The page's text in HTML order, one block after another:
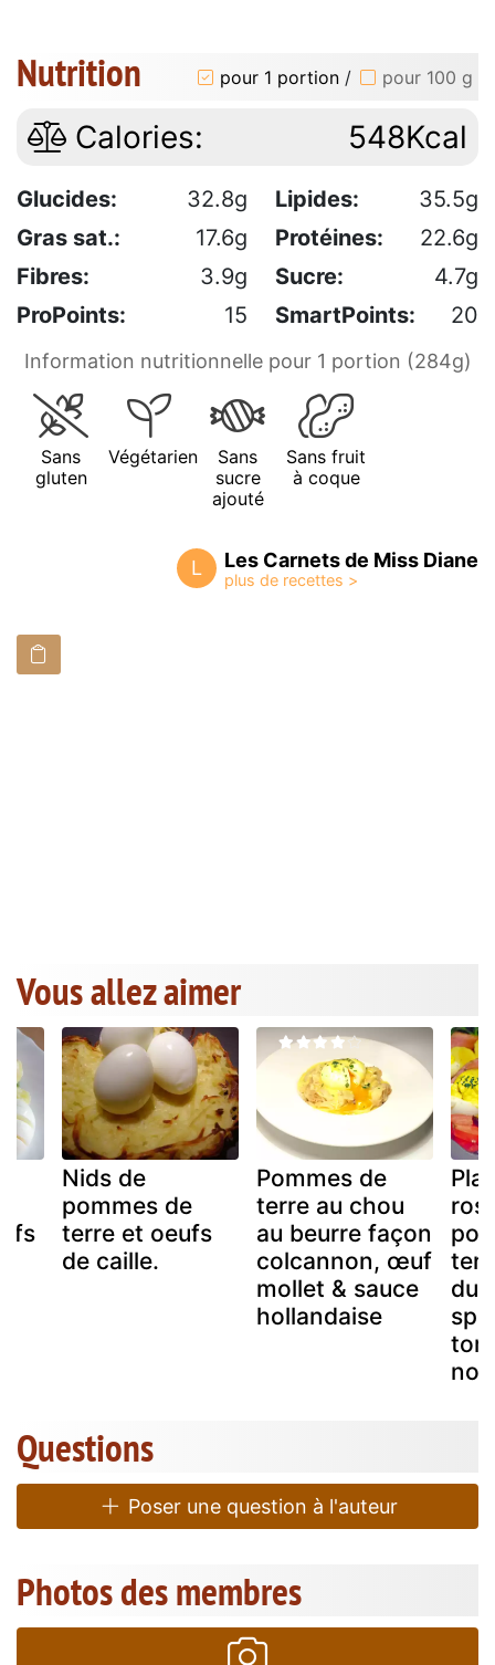
Nutrition pour 1 portion / pour 100 g
Calories: 548Kcal
Glucides: 32.8g Lipides:
35.5g
Gras sat.:
17.6g Protéines:
22.6g
Fibres:
3.9g Sucre:
4.7g
ProPoints:
15 SmartPoints: 20
Information nutritionnelle pour 1 portion (284g)
Sans
gluten
Végétarien
Sans
sucre
ajouté
Sans fruit
à coque
L Les Carnets de Miss Diane
Vous allez aimer
Nids de
pommes de
terre et oeufs
de caille.
Pommes de
terre au chou
au beurre façon
colcannon, œuf
mollet & sauce
hollandaise
noir
Questions
Poser une question à l'auteur
Photos des membres